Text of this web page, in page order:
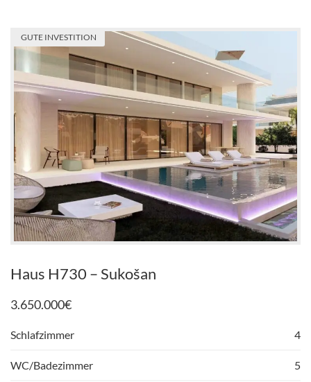
GUTE INVESTITION
Haus H730 – Sukošan
3.650.000€
Schlafzimmer 4
WC/Badezimmer 5